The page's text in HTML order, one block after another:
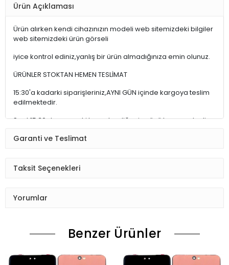
Ürün Açıklaması
Ürün alırken kendi cihazınızın modeli web sitemizdeki bilgiler
web sitemizdeki ürün görseli
iyice kontrol ediniz,yanlış bir ürün almadığınıza emin olunuz.
ÜRÜNLER STOKTAN HEMEN TESLİMAT
15:30'a kadarki siparişleriniz,AYNI GÜN içinde kargoya teslim
edilmektedir.
Saat 15:30 dan sonraki kargolar,diğer iş günü kargoya teslim
Siparişiniz kontrol ediniz.Telefon adres email gibi yanlışlık
düzenlenmesini isteyiniz.
Sizinle irtibata gecektir.
ekranı dışardan deneyiniz.) halde test ediniz.Sorun cıkarsa
Garanti ve Teslimat
Taksit Seçenekleri
Yorumlar
Benzer Ürünler